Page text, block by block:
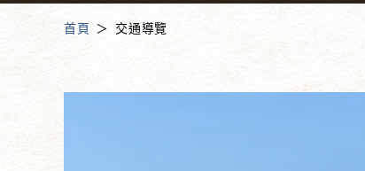
首頁 交通導覽